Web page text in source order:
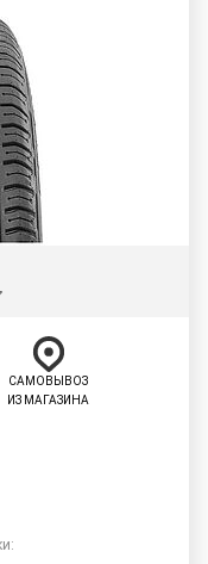
САМОВЫВОЗ
ИЗ МАГАЗИНА